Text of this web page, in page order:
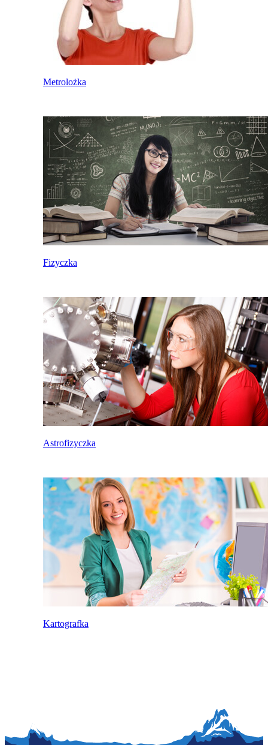
Metrolożka
Fizyczka
Astrofizyczka
Kartografka